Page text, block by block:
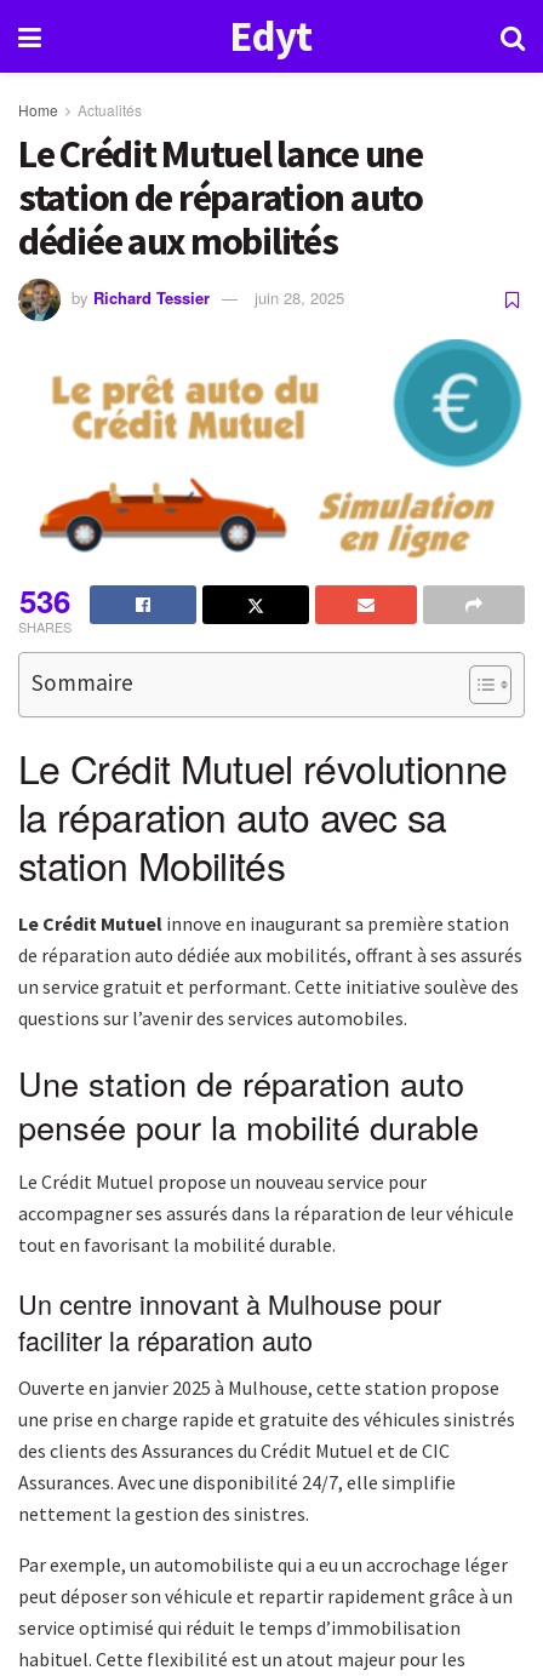
Edyt
Home Actualités
Le Crédit Mutuel lance une
station de réparation auto
dédiée aux mobilités
by Richard Tessier juin 28, 2025
536
SHARES
Sommaire
Le Crédit Mutuel révolutionne
la réparation auto avec sa
station Mobilités
Le Crédit Mutuel innove en inaugurant sa première station
de réparation auto dédiée aux mobilités, offrant à ses assurés
un service gratuit et performant. Cette initiative soulève des
questions sur l’avenir des services automobiles.
Une station de réparation auto
pensée pour la mobilité durable
Le Crédit Mutuel propose un nouveau service pour
accompagner ses assurés dans la réparation de leur véhicule
tout en favorisant la mobilité durable.
Un centre innovant à Mulhouse pour
faciliter la réparation auto
Ouverte en janvier 2025 à Mulhouse, cette station propose
une prise en charge rapide et gratuite des véhicules sinistrés
des clients des Assurances du Crédit Mutuel et de CIC
Assurances. Avec une disponibilité 24/7, elle simplifie
nettement la gestion des sinistres.
Par exemple, un automobiliste qui a eu un accrochage léger
peut déposer son véhicule et repartir rapidement grâce à un
service optimisé qui réduit le temps d’immobilisation
habituel. Cette flexibilité est un atout majeur pour les